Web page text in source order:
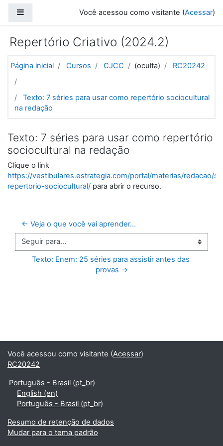
Você acessou como visitante (Acessar)
Repertório Criativo (2024.2)
Página inicial Cursos CJCC (oculta) RC20242
Texto: 7 séries para usar como repertório sociocultural
na redação
Texto: 7 séries para usar como repertório
sociocultural na redação
Clique o link
https://vestibulares.estrategia.com/portal/materias/redacao/
repertorio-sociocultural/ para abrir o recurso.
← Veja o que você vai aprender...
Seguir para...
Texto: Enem: 25 séries para assistir antes das
provas →
Você acessou como visitante (Acessar)
RC20242
Português - Brasil ‎(pt_br)‎
English ‎(en)‎
Português - Brasil ‎(pt_br)‎
Resumo de retenção de dados
Mudar para o tema padrão